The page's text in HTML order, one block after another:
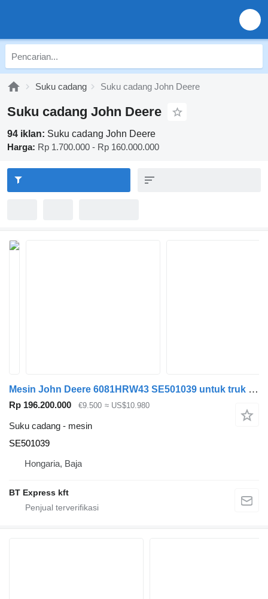
Suku cadang Suku cadang John Deere
Suku cadang John Deere
94 iklan: Suku cadang John Deere
Harga: Rp 1.700.000 - Rp 160.000.000
Mesin John Deere 6081HRW43 SE501039 untuk truk John Deere 7710,7810
Rp 196.200.000 €9.500 ≈ US$10.980
Suku cadang - mesin
SE501039
Hongaria, Baja
BT Express kft